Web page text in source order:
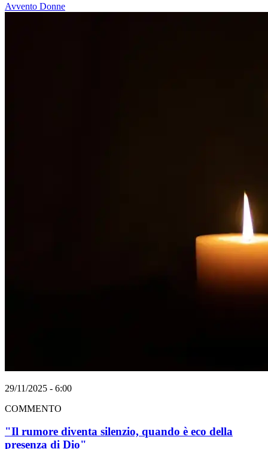
Avvento Donne
29/11/2025 - 6:00
COMMENTO
"Il rumore diventa silenzio, quando è eco della
presenza di Dio"